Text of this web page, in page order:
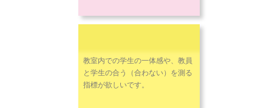
教室内での学生の一体感や、教員
と学生の合う（合わない）を測る
指標が欲しいです。